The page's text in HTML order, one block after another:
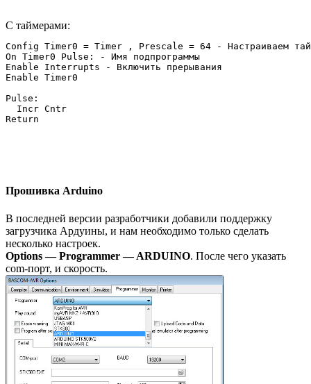
С таймерами:
Config Timer0 = Timer , Prescale = 64 - Настраиваем
On Timer0 Pulse: - Имя подпрограммы
Enable Interrupts - Включить прерывания
Enable Timer0
Pulse:
  Incr Cntr
Return
Прошивка Arduino
В последней версии разработчики добавили поддержку
загрузчика Ардуины, и нам необходимо только сделать
несколько настроек.
Options — Programmer — ARDUINO. После чего указать
com-порт, и скорость.